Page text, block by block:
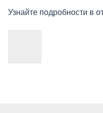
Узнайте подробности в